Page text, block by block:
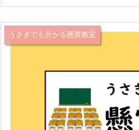
うさぎでも分かる懸賞教室